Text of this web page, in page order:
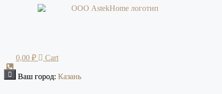
0,00 ₽ Cart
Ваш город: Казань
Ваш город: Казань